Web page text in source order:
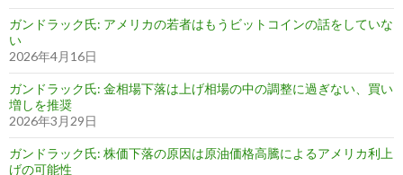
ガンドラック氏: アメリカの若者はもうビットコインの話をしていな
い
2026年4月16日
ガンドラック氏: 金相場下落は上げ相場の中の調整に過ぎない、買い
増しを推奨
2026年3月29日
ガンドラック氏: 株価下落の原因は原油価格高騰によるアメリカ利上
げの可能性